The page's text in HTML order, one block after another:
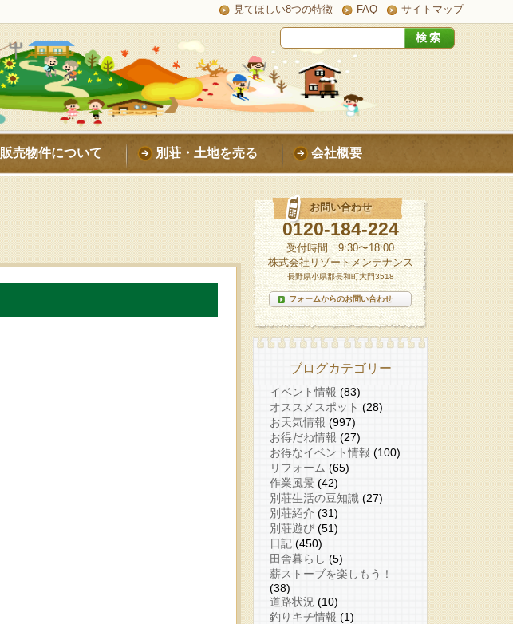
見てほしい8つの特徴 FAQ サイトマップ
販売物件について 別荘・土地を売る 会社概要
お問い合わせ
0120-184-224
受付時間 9:30〜18:00
株式会社リゾートメンテナンス
長野県小県郡長和町大門3518
フォームからのお問い合わせ
ブログカテゴリー
イベント情報 (83)
オススメスポット (28)
お天気情報 (997)
お得だね情報 (27)
お得なイベント情報 (100)
リフォーム (65)
作業風景 (42)
別荘生活の豆知識 (27)
別荘紹介 (31)
別荘遊び (51)
日記 (450)
田舎暮らし (5)
薪ストーブを楽しもう！
(38)
道路状況 (10)
釣りキチ情報 (1)